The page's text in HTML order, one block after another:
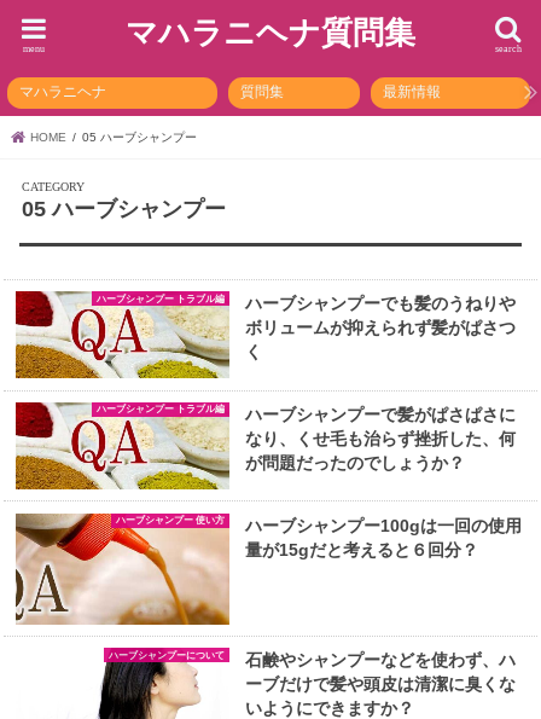
マハラニヘナ質問集 search
menu
マハラニヘナ 質問集 最新情報
HOME 05 ハーブシャンプー
05 ハーブシャンプー
ハーブシャンプー トラブル編
ハーブシャンプーでも髪のうねりや
ボリュームが抑えられず髪がぱさつ
く
ハーブシャンプー トラブル編
ハーブシャンプーで髪がぱさぱさに
なり、くせ毛も治らず挫折した、何
が問題だったのでしょうか？
ハーブシャンプー 使い方
ハーブシャンプー100gは一回の使用
量が15gだと考えると６回分？
ハーブシャンプーについて
石鹸やシャンプーなどを使わず、ハ
ーブだけで髪や頭皮は清潔に臭くな
いようにできますか？